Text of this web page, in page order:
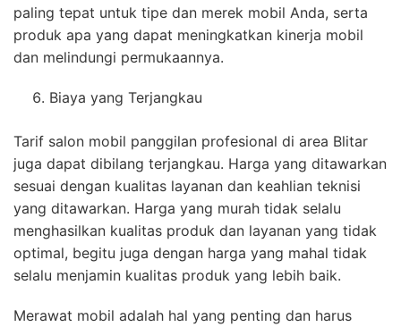
paling tepat untuk tipe dan merek mobil Anda, serta
produk apa yang dapat meningkatkan kinerja mobil
dan melindungi permukaannya.
Biaya yang Terjangkau
Tarif salon mobil panggilan profesional di area Blitar
juga dapat dibilang terjangkau. Harga yang ditawarkan
sesuai dengan kualitas layanan dan keahlian teknisi
yang ditawarkan. Harga yang murah tidak selalu
menghasilkan kualitas produk dan layanan yang tidak
optimal, begitu juga dengan harga yang mahal tidak
selalu menjamin kualitas produk yang lebih baik.
Merawat mobil adalah hal yang penting dan harus